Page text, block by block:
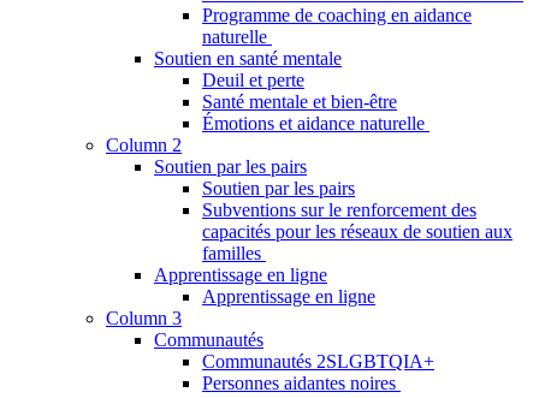
Programme de coaching en aidance
naturelle
Soutien en santé mentale
Deuil et perte
Santé mentale et bien-être
Émotions et aidance naturelle
Column 2
Soutien par les pairs
Soutien par les pairs
Subventions sur le renforcement des
capacités pour les réseaux de soutien aux
familles
Apprentissage en ligne
Apprentissage en ligne
Column 3
Communautés
Communautés 2SLGBTQIA+
Personnes aidantes noires